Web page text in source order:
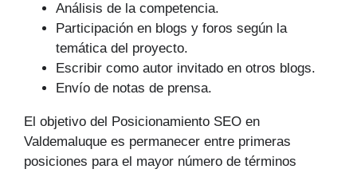
Análisis de la competencia.
Participación en blogs y foros según la
temática del proyecto.
Escribir como autor invitado en otros blogs.
Envío de notas de prensa.
El objetivo del Posicionamiento SEO en
Valdemaluque es permanecer entre primeras
posiciones para el mayor número de tér­minos